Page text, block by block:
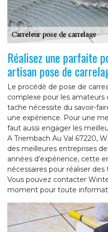
Réalisez une parfaite
artisan pose de
Le procédé de pose de
complexe pour les
tache nécessite du savoir-
une expérience. Pour une
faut aussi engager les
A Triembach Au Val 67220,
des meilleures entreprises
années d’expérience, cette
nécessaires pour réaliser
Vous pouvez contacter
moment pour toute